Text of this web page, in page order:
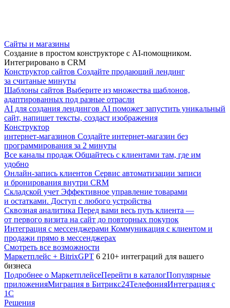
Сайты и магазины
Создание в простом конструкторе с AI-помощником.
Интегрировано в CRM
Конструктор сайтов Создайте продающий лендинг
за считаные минуты
Шаблоны сайтов Выберите из множества шаблонов,
адаптированных под разные отрасли
AI для создания лендингов AI поможет запустить уникальный
сайт, напишет тексты, создаст изображения
Конструктор
интернет-магазинов Создайте интернет-магазин без
программирования за 2 минуты
Все каналы продаж Общайтесь с клиентами там, где им
удобно
Онлайн-запись клиентов Сервис автоматизации записи
и бронирования внутри CRM
Складской учет Эффективное управление товарами
и остатками. Доступ с любого устройства
Сквозная аналитика Перед вами весь путь клиента —
от первого визита на сайт до повторных покупок
Интеграция с мессенджерами Коммуникация с клиентом и
продажи прямо в мессенджерах
Смотреть все возможности
Маркетплейс + BitrixGPT 6 210+ интеграций для вашего
бизнеса
Подробнее о МаркетплейсеПерейти в каталогПопулярные
приложенияМиграция в Битрикс24ТелефонияИнтеграция с
1С
Решения